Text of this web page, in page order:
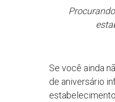
Se você ainda
de aniversário